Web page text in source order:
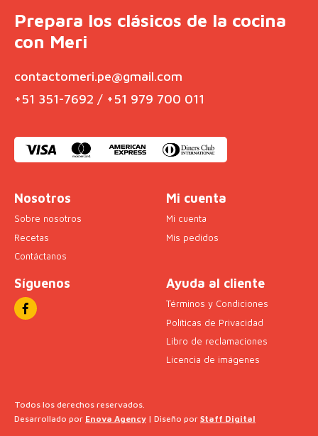
Prepara los clásicos de la cocina
con Meri
contactomeri.pe@gmail.com
+51 351-7692 / +51 979 700 011
Nosotros
Sobre nosotros
Recetas
Contáctanos
Mi cuenta
Mi cuenta
Mis pedidos
Síguenos Ayuda al cliente
Términos y Condiciones
Políticas de Privacidad
Libro de reclamaciones
Licencia de imágenes
Todos los derechos reservados.
Desarrollado por Enova Agency | Diseño por Staff Digital